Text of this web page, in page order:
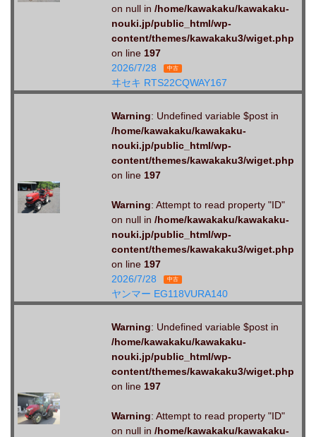
on null in /home/kawakaku/kawakaku-
nouki.jp/public_html/wp-
content/themes/kawakaku3/wiget.php
on line 197
2026/7/28
中古
ヰセキ RTS22CQWAY167
Warning: Undefined variable $post in
/home/kawakaku/kawakaku-
nouki.jp/public_html/wp-
content/themes/kawakaku3/wiget.php
on line 197
Warning: Attempt to read property "ID"
on null in /home/kawakaku/kawakaku-
nouki.jp/public_html/wp-
content/themes/kawakaku3/wiget.php
on line 197
2026/7/28
中古
ヤンマー EG118VURA140
Warning: Undefined variable $post in
/home/kawakaku/kawakaku-
nouki.jp/public_html/wp-
content/themes/kawakaku3/wiget.php
on line 197
Warning: Attempt to read property "ID"
on null in /home/kawakaku/kawakaku-